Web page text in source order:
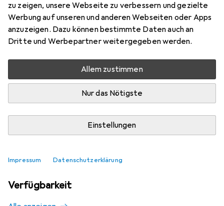
zu zeigen, unsere Webseite zu verbessern und gezielte
Werbung auf unseren und anderen Webseiten oder Apps
anzuzeigen. Dazu können bestimmte Daten auch an
Dritte und Werbepartner weitergegeben werden.
Allem zustimmen
Nur das Nötigste
Einstellungen
Impressum Datenschutzerklärung
Aktuell nicht lieferbar
Benachrichtigen, wenn lieferbar
Vergleichen Merken
Verfügbarkeit